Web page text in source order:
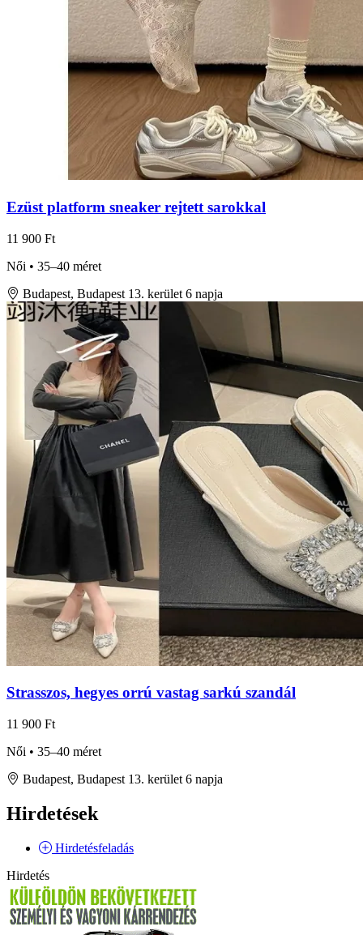
Ezüst platform sneaker rejtett sarokkal
11 900 Ft
Női • 35–40 méret
Budapest, Budapest 13. kerület 6 napja
Strasszos, hegyes orrú vastag sarkú szandál
11 900 Ft
Női • 35–40 méret
Budapest, Budapest 13. kerület 6 napja
Hirdetések
Hirdetésfeladás
Hirdetés